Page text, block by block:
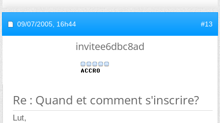
09/07/2005, 16h44 #13
invitee6dbc8ad
Re : Quand et comment s'inscrire?
Lut,